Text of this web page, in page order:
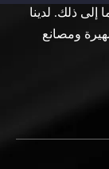
إلى ذلك. لدينا
ومصانع